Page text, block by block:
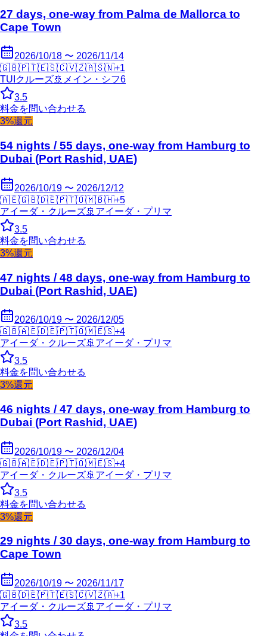
27 days, one-way from Palma de Mallorca to
Cape Town
2026/10/18 〜 2026/11/14
🇬🇧🇵🇹🇪🇸🇨🇻🇿🇦🇸🇳+1
TUIクルーズ🚢 メイン・シフ6
3.5
料金を問い合わせる
3%還元
54 nights / 55 days, one-way from Hamburg to
Dubai (Port Rashid, UAE)
2026/10/19 〜 2026/12/12
🇦🇪🇬🇧🇩🇪🇵🇹🇴🇲🇧🇭+5
アイーダ・クルーズ🚢 アイーダ・プリマ
3.5
料金を問い合わせる
3%還元
47 nights / 48 days, one-way from Hamburg to
Dubai (Port Rashid, UAE)
2026/10/19 〜 2026/12/05
🇬🇧🇦🇪🇩🇪🇵🇹🇴🇲🇪🇸+4
アイーダ・クルーズ🚢 アイーダ・プリマ
3.5
料金を問い合わせる
3%還元
46 nights / 47 days, one-way from Hamburg to
Dubai (Port Rashid, UAE)
2026/10/19 〜 2026/12/04
🇬🇧🇦🇪🇩🇪🇵🇹🇴🇲🇪🇸+4
アイーダ・クルーズ🚢 アイーダ・プリマ
3.5
料金を問い合わせる
3%還元
29 nights / 30 days, one-way from Hamburg to
Cape Town
2026/10/19 〜 2026/11/17
🇬🇧🇩🇪🇵🇹🇪🇸🇨🇻🇿🇦+1
アイーダ・クルーズ🚢 アイーダ・プリマ
3.5